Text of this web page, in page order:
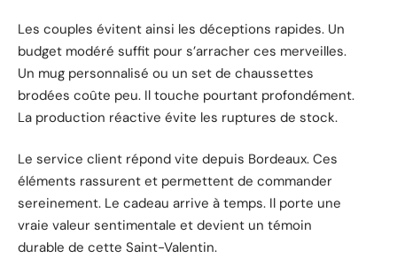
Les couples évitent ainsi les déceptions rapides. Un
budget modéré suffit pour s’arracher ces merveilles.
Un mug personnalisé ou un set de chaussettes
brodées coûte peu. Il touche pourtant profondément.
La production réactive évite les ruptures de stock.
Le service client répond vite depuis Bordeaux. Ces
éléments rassurent et permettent de commander
sereinement. Le cadeau arrive à temps. Il porte une
vraie valeur sentimentale et devient un témoin
durable de cette Saint-Valentin.